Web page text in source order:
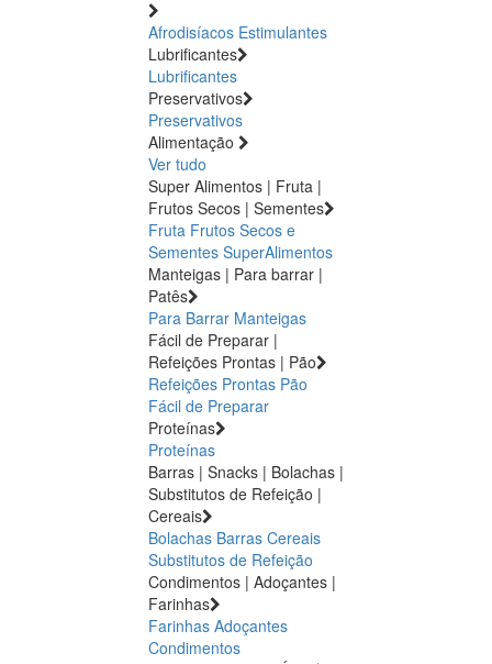
Afrodisíacos Estimulantes
Lubrificantes
Lubrificantes
Preservativos
Preservativos
Alimentação
Ver tudo
Super Alimentos | Fruta |
Frutos Secos | Sementes
Fruta Frutos Secos e
Sementes SuperAlimentos
Manteigas | Para barrar |
Patês
Para Barrar Manteigas
Fácil de Preparar |
Refeições Prontas | Pão
Refeições Prontas Pão
Fácil de Preparar
Proteínas
Proteínas
Barras | Snacks | Bolachas |
Substitutos de Refeição |
Cereais
Bolachas Barras Cereais
Substitutos de Refeição
Condimentos | Adoçantes |
Farinhas
Farinhas Adoçantes
Condimentos